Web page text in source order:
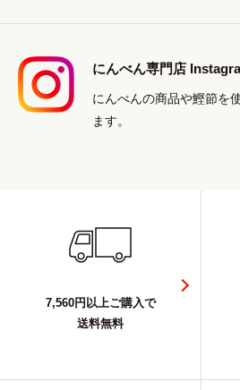
にんべん専門店
にんべんの商品や鰹節を
ます。
7,560円以上ご購入で
送料無料